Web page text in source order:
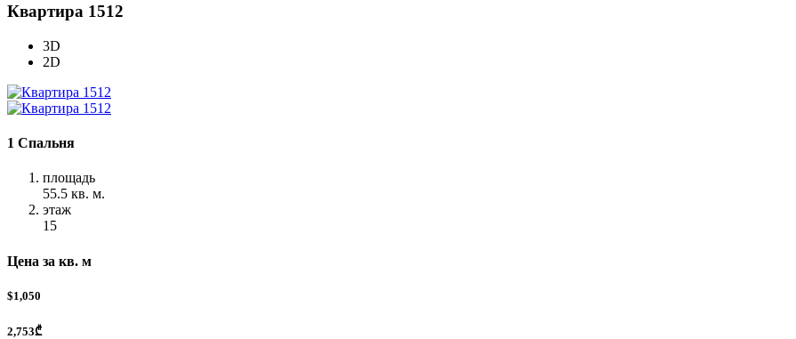
Квартира 1512
3D
2D
1 Спальня
площадь
55.5 кв. м.
этаж
15
Цена за кв. м
$1,050
2,753₾